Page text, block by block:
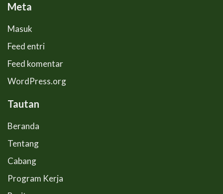
Meta
Masuk
Feed entri
Feed komentar
WordPress.org
Tautan
Beranda
Tentang
Cabang
Program Kerja